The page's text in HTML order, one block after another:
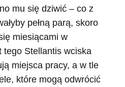
mu się dziwić – co z
pełną parą, skoro
miesiącami w
tego Stellantis wciska
miejsca pracy, a w tle
które mogą odwrócić